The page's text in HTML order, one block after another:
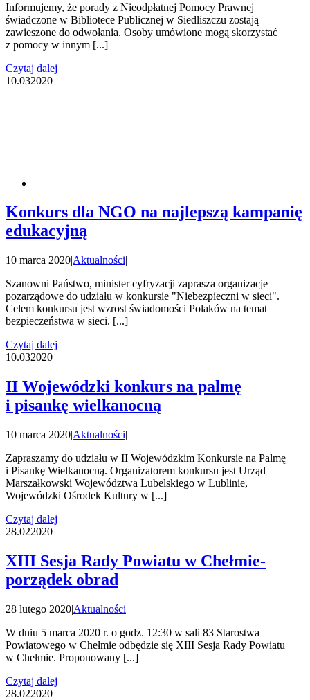
Informujemy, że porady z Nieodpłatnej Pomocy Prawnej
świadczone w Bibliotece Publicznej w Siedliszczu zostają
zawieszone do odwołania. Osoby umówione mogą skorzystać
z pomocy w innym [...]
Czytaj dalej
10.032020
Konkurs dla NGO na najlepszą kampanię
edukacyjną
10 marca 2020|Aktualności|
Szanowni Państwo, minister cyfryzacji zaprasza organizacje
pozarządowe do udziału w konkursie "Niebezpieczni w sieci".
Celem konkursu jest wzrost świadomości Polaków na temat
bezpieczeństwa w sieci. [...]
Czytaj dalej
10.032020
II Wojewódzki konkurs na palmę
i pisankę wielkanocną
10 marca 2020|Aktualności|
Zapraszamy do udziału w II Wojewódzkim Konkursie na Palmę
i Pisankę Wielkanocną. Organizatorem konkursu jest Urząd
Marszałkowski Województwa Lubelskiego w Lublinie,
Wojewódzki Ośrodek Kultury w [...]
Czytaj dalej
28.022020
XIII Sesja Rady Powiatu w Chełmie-
porządek obrad
28 lutego 2020|Aktualności|
W dniu 5 marca 2020 r. o godz. 12:30 w sali 83 Starostwa
Powiatowego w Chełmie odbędzie się XIII Sesja Rady Powiatu
w Chełmie. Proponowany [...]
Czytaj dalej
28.022020